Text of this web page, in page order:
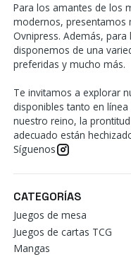
Para los amantes de los
modernos, presentamos
Ovnipress. Además,
disponemos de una
preferidas y mucho más.
Te invitamos a explorar
disponibles tanto en
nuestro reino, la
adecuado están
Síguenos
CATEGORÍAS
Juegos de mesa
Juegos de cartas TCG
Mangas